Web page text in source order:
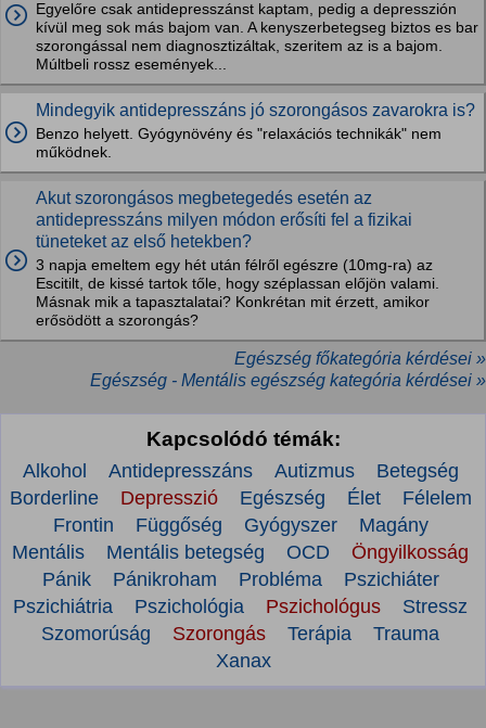
Egyelőre csak antidepresszánst kaptam, pedig a depresszión
kívül meg sok más bajom van. A kenyszerbetegseg biztos es bar
szorongással nem diagnosztizáltak, szeritem az is a bajom.
Múltbeli rossz események...
Mindegyik antidepresszáns jó szorongásos zavarokra is?
Benzo helyett. Gyógynövény és "relaxációs technikák" nem
működnek.
Akut szorongásos megbetegedés esetén az
antidepresszáns milyen módon erősíti fel a fizikai
tüneteket az első hetekben?
3 napja emeltem egy hét után félről egészre (10mg-ra) az
Escitilt, de kissé tartok tőle, hogy széplassan előjön valami.
Másnak mik a tapasztalatai? Konkrétan mit érzett, amikor
erősödött a szorongás?
Egészség főkategória kérdései »
Egészség - Mentális egészség kategória kérdései »
Kapcsolódó témák:
Alkohol Antidepresszáns Autizmus
Betegség
Borderline
Depresszió Egészség Élet
Félelem
Frontin
Függőség Gyógyszer
Magány
Mentális
Mentális betegség OCD
Öngyilkosság
Pánik
Pánikroham Probléma
Pszichiáter
Pszichiátria
Pszichológia Pszichológus
Stressz
Szomorúság
Szorongás Terápia
Trauma
Xanax